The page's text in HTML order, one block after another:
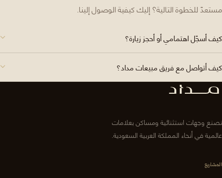
مستعدّ للخطوة التالية؟ إليك كيفية الوصول إلينا.
كيف أسجّل اهتمامي أو أحجز زيارة؟
كيف أتواصل مع فريق مبيعات مداد؟
نصنع وجهات استثنائية ومساكن بعلامات
عالمية في أنحاء المملكة العربية السعودية.
المشاريع